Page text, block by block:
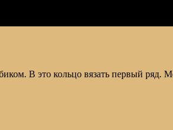
В это кольцо вязать первый